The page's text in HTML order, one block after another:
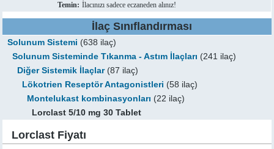
Temin: İlacınızı sadece eczaneden alınız!
İlaç Sınıflandırması
Solunum Sistemi (638 ilaç)
Solunum Sisteminde Tıkanma - Astım İlaçları (241 ilaç)
Diğer Sistemik İlaçlar(87 ilaç)
Lökotrien Reseptör Antagonistleri (58 ilaç)
Montelukast kombinasyonları (22 ilaç)
Lorclast 5/10 mg 30 Tablet
Lorclast Fiyatı